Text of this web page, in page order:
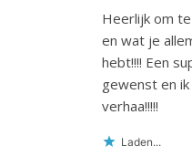
Heerlijk om
en wat je
hebt!!!! Een
gewenst en
verhaa!!!!!
Laden...